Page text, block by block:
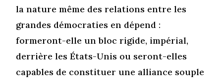
la nature même des relations entre les
grandes démocraties en dépend :
formeront-elle un bloc rigide, impérial,
derrière les États-Unis ou seront-elles
capables de constituer une alliance souple